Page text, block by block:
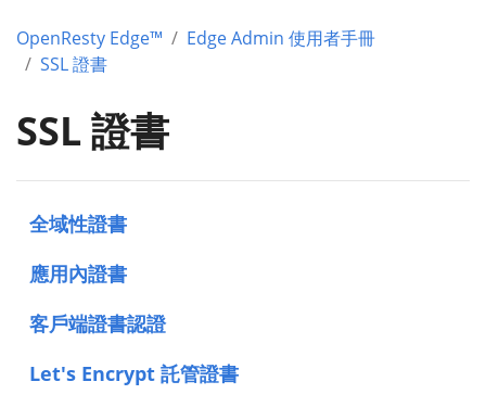
OpenResty Edge™
Edge Admin 使用者手冊
SSL 證書
SSL 證書
全域性證書
應用內證書
客戶端證書認證
Let's Encrypt 託管證書